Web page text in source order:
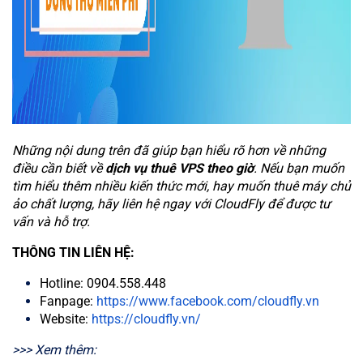
Những nội dung trên đã giúp bạn hiểu rõ hơn về những
điều cần biết vềdịch vụ thuê VPS theo giờ. Nếu bạn muốn
tìm hiểu thêm nhiều kiến thức mới, hay muốn thuê máy chủ
ảo chất lượng, hãy liên hệ ngay với CloudFly để được tư
vấn và hỗ trợ.
THÔNG TIN LIÊN HỆ:
Hotline: 0904.558.448
Fanpage: https://www.facebook.com/cloudfly.vn
Website: https://cloudfly.vn/
>>> Xem thêm: